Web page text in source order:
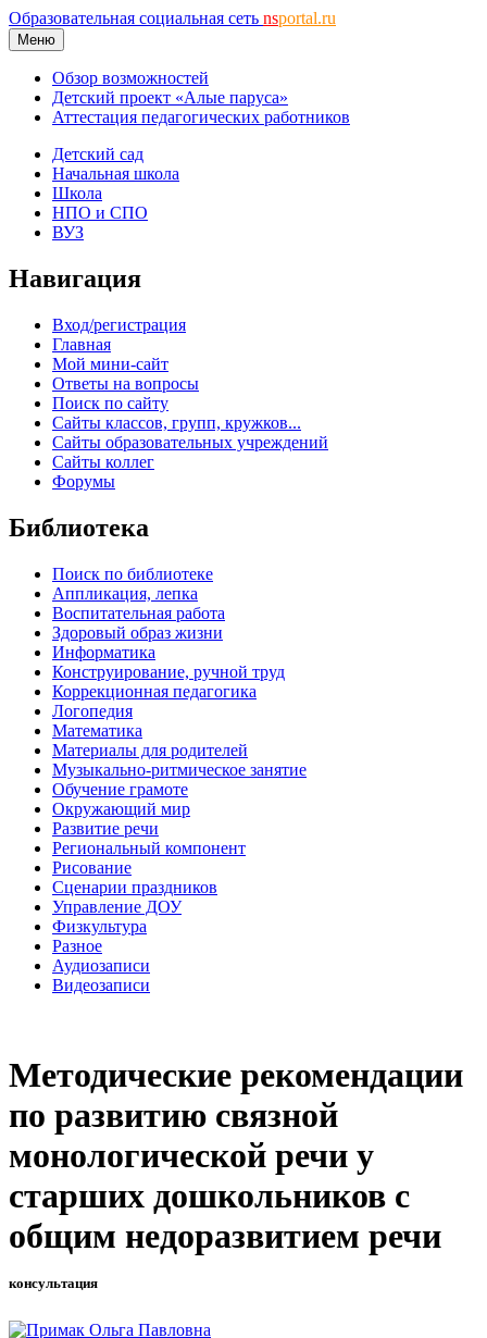
Образовательная социальная сеть nsportal.ru
Меню
Обзор возможностей
Детский проект «Алые паруса»
Аттестация педагогических работников
Детский сад
Начальная школа
Школа
НПО и СПО
ВУЗ
Навигация
Вход/регистрация
Главная
Мой мини-сайт
Ответы на вопросы
Поиск по сайту
Сайты классов, групп, кружков...
Сайты образовательных учреждений
Сайты коллег
Форумы
Библиотека
Поиск по библиотеке
Аппликация, лепка
Воспитательная работа
Здоровый образ жизни
Информатика
Конструирование, ручной труд
Коррекционная педагогика
Логопедия
Математика
Материалы для родителей
Музыкально-ритмическое занятие
Обучение грамоте
Окружающий мир
Развитие речи
Региональный компонент
Рисование
Сценарии праздников
Управление ДОУ
Физкультура
Разное
Аудиозаписи
Видеозаписи
Методические рекомендации
по развитию связной
монологической речи у
старших дошкольников с
общим недоразвитием речи
консультация